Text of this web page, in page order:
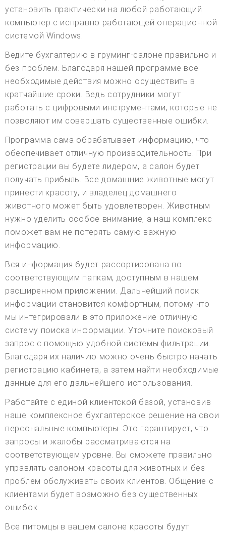
установить практически на любой работающий
компьютер с исправно работающей операционной
системой Windows.
Ведите бухгалтерию в груминг-салоне правильно и
без проблем. Благодаря нашей программе все
необходимые действия можно осуществить в
кратчайшие сроки. Ведь сотрудники могут
работать с цифровыми инструментами, которые не
позволяют им совершать существенные ошибки.
Программа сама обрабатывает информацию, что
обеспечивает отличную производительность. При
регистрации вы будете лидером, а салон будет
получать прибыль. Все домашние животные могут
принести красоту, и владелец домашнего
животного может быть удовлетворен. Животным
нужно уделить особое внимание, а наш комплекс
поможет вам не потерять самую важную
информацию.
Вся информация будет рассортирована по
соответствующим папкам, доступным в нашем
расширенном приложении. Дальнейший поиск
информации становится комфортным, потому что
мы интегрировали в это приложение отличную
систему поиска информации. Уточните поисковый
запрос с помощью удобной системы фильтрации.
Благодаря их наличию можно очень быстро начать
регистрацию кабинета, а затем найти необходимые
данные для его дальнейшего использования.
Работайте с единой клиентской базой, установив
наше комплексное бухгалтерское решение на свои
персональные компьютеры. Это гарантирует, что
запросы и жалобы рассматриваются на
соответствующем уровне. Вы сможете правильно
управлять салоном красоты для животных и без
проблем обслуживать своих клиентов. Общение с
клиентами будет возможно без существенных
ошибок.
Все питомцы в вашем салоне красоты будут